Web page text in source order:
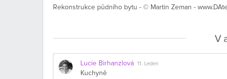
Rekonstrukce půdního bytu - © Martin Zeman -
V
Lucie Birhanzlová 11. Leden
Kuchyně